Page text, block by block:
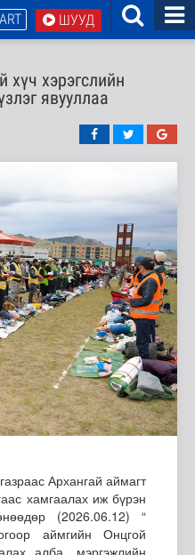
ШУУД
хүч хэрэгслийн
явууллаа
Архангай аймагт
хамгаалах иж бүрэн
(2026.06.12) “
аймгийн Онцгой
алба, мэргэжлийн